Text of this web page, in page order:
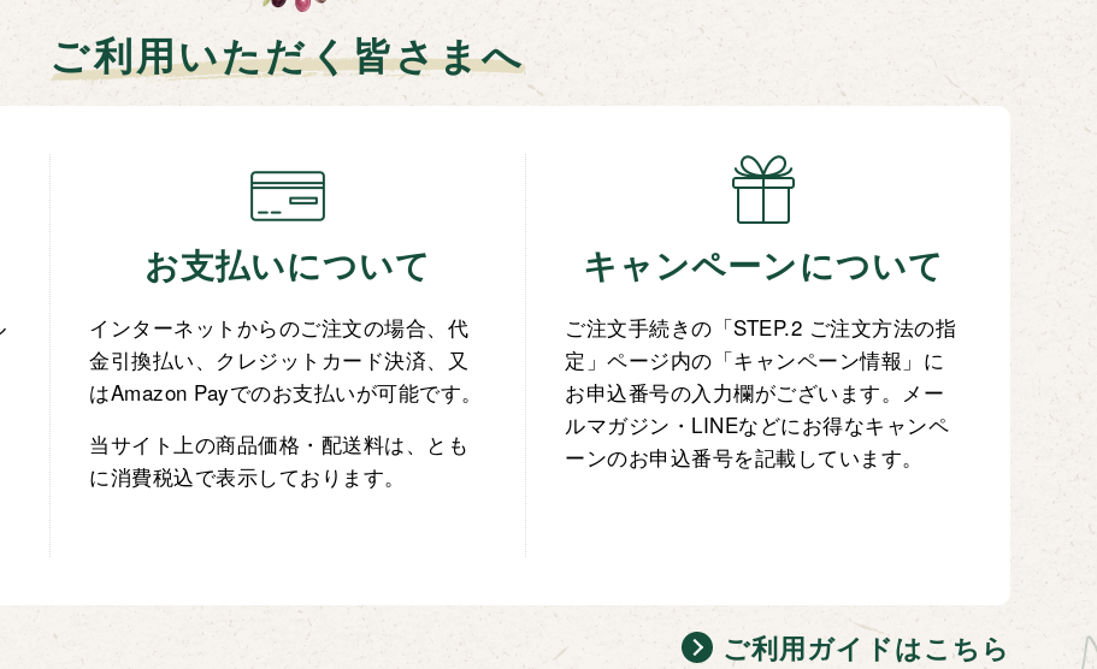
ご利用いただく皆さまへ
お支払いについて
インターネットからのご注文の場合、代
金引換払い、クレジットカード決済、又
はAmazon Payでのお支払いが可能です。
当サイト上の商品価格・配送料は、とも
に消費税込で表示しております。
キャンペーンについて
ご注文手続きの「STEP.2 ご注文方法の指
定」ページ内の「キャンペーン情報」に
お申込番号の入力欄がございます。メー
ルマガジン・LINEなどにお得なキャンペ
ーンのお申込番号を記載しています。
ご利用ガイドはこちら